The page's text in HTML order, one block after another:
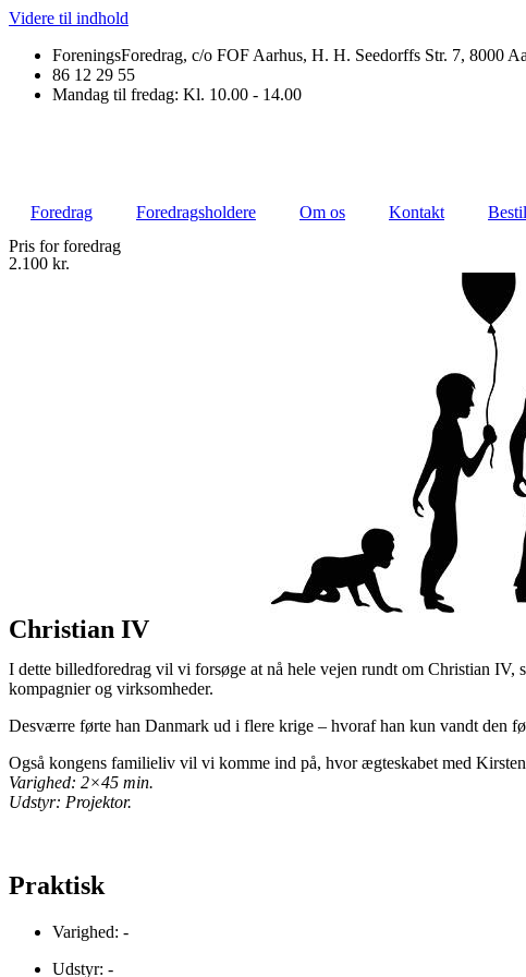
Videre til indhold
ForeningsForedrag, c/o FOF Aarhus, H. H. Seedorffs Str. 7, 8000
86 12 29 55
Mandag til fredag: Kl. 10.00 - 14.00
Foredrag Foredragsholdere Om os Kontakt
Bestil
Pris for foredrag
2.100 kr.
Christian IV
I dette billedforedrag vil vi forsøge at nå hele vejen rundt om Christian IV,
kompagnier og virksomheder.
Desværre førte han Danmark ud i flere krige – hvoraf han kun vandt den
Også kongens familieliv vil vi komme ind på, hvor ægteskabet med
Varighed: 2×45 min.
Udstyr: Projektor.
Praktisk
Varighed: -
Udstyr: -